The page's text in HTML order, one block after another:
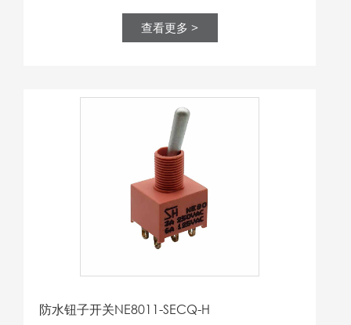
查看更多 >
防水钮子开关NE8011-SECQ-H